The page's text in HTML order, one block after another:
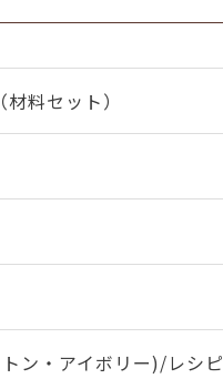
料セット）
ン・アイボリー)/レシピ